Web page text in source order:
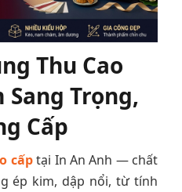
Thu Cao
Trọng,
Cấp
cấptại In An Anh — chất
ép kim, dập nổi, từ tính